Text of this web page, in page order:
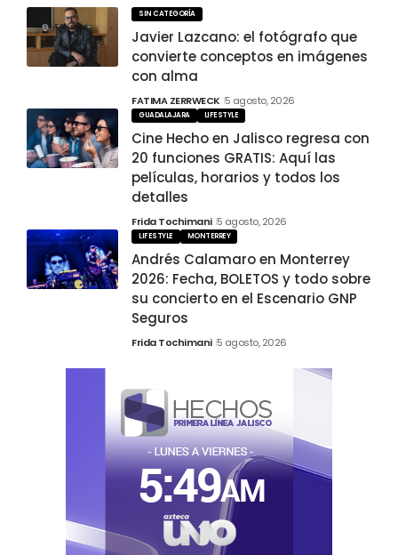
SIN CATEGORÍA
Javier Lazcano: el fotógrafo que
convierte conceptos en imágenes
con alma
FATIMA ZERRWECK 5 agosto, 2026
GUADALAJARA LIFESTYLE
Cine Hecho en Jalisco regresa con
20 funciones GRATIS: Aquí las
películas, horarios y todos los
detalles
Frida Tochimani 5 agosto, 2026
LIFESTYLE MONTERREY
Andrés Calamaro en Monterrey
2026: Fecha, BOLETOS y todo sobre
su concierto en el Escenario GNP
Seguros
Frida Tochimani 5 agosto, 2026